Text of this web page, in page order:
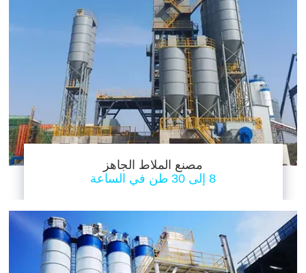
مصنع الملاط الجاهز
8 إلى 30 طن في الساعة